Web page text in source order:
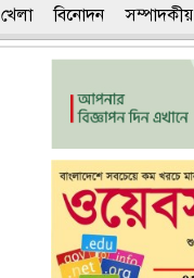
খেলা বিনোদন সম্পাদকীয়